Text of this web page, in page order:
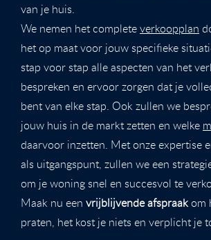
van je huis.
We nemen het completeverkoopplan
het op maat voor jouw specifieke
stap voor stap alle aspecten van het
bespreken en ervoor zorgen dat je
bent van elke stap. Ook zullen we
jouw huis in de markt zetten en welke
daarvoor inzetten. Met onze expertise
als uitgangspunt, zullen we een
om je woning snel en succesvol te
Maak nu een vrijblijvende afspraakom
praten, het kost je niets en verplicht je